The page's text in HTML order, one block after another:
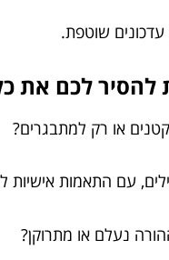
שוטפת.
להסיר לכם את
או רק למתבגרים?
עם התאמות אישיות
נעלם או מתרוקן?